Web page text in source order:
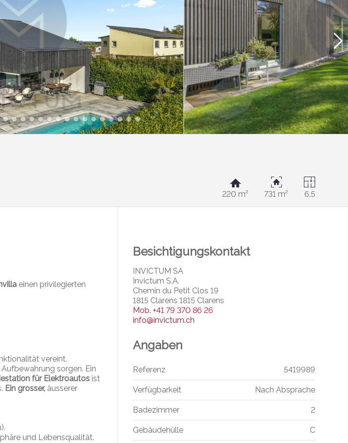
220 m²
731 m² 6.5
einen privilegierten
vereint.
sorgen. Ein
für Elektroautos ist
Ein grosser, äusserer
und Lebensqualität.
Besichtigungskontakt
INVICTUM SA
Invictum S.A.
Chemin du Petit Clos 19
1815 Clarens 1815 Clarens
Mob. +41 79 370 86 26
info@invictum.ch
Angaben
Referenz 5419989
Verfügbarkeit Nach Absprache
Badezimmer 2
Gebäudehülle C